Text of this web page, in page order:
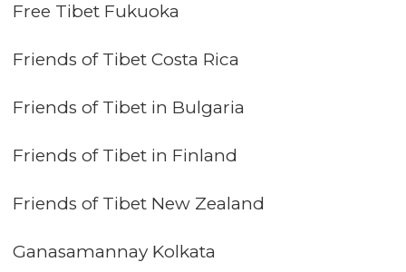
Free Tibet Fukuoka
Friends of Tibet Costa Rica
Friends of Tibet in Bulgaria
Friends of Tibet in Finland
Friends of Tibet New Zealand
Ganasamannay Kolkata